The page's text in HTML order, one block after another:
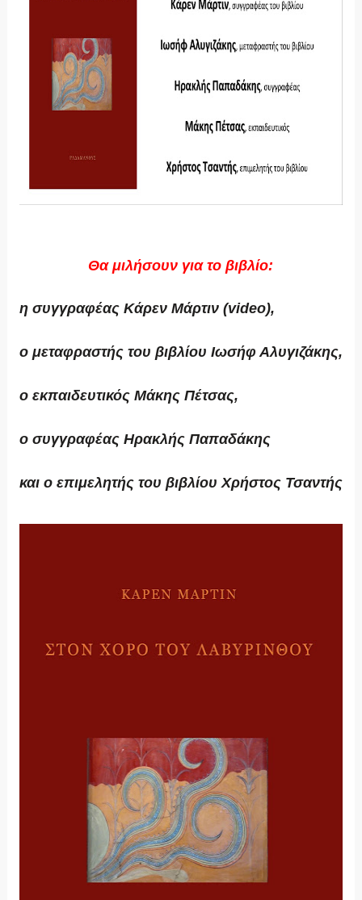
Θα μιλήσουν για το βιβλίο:
η συγγραφέας Κάρεν Μάρτιν (video),
o μεταφραστής του βιβλίου Ιωσήφ Αλυγιζάκης,
ο εκπαιδευτικός Μάκης Πέτσας,
ο συγγραφέας Ηρακλής Παπαδάκης
και ο επιμελητής του βιβλίου Χρήστος Τσαντής